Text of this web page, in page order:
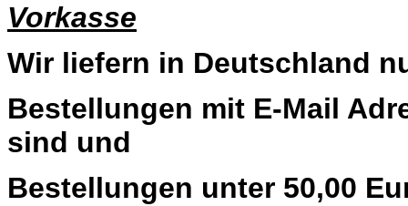
Vorkasse
Wir liefern in Deutschland
Bestellungen mit E-Mail
sind und
Bestellungen unter 50,00